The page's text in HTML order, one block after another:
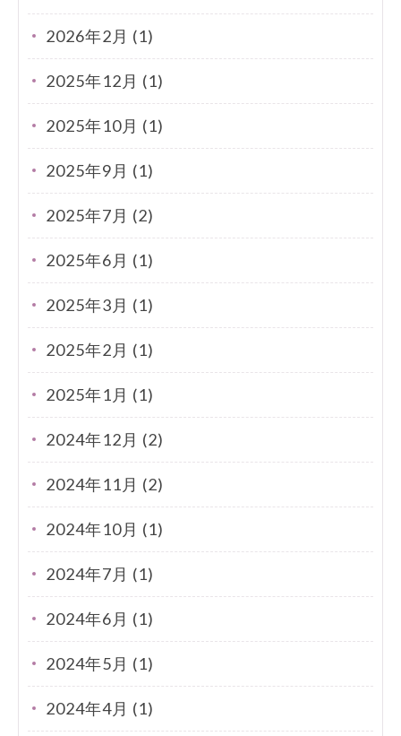
2026年2月 (1)
2025年12月 (1)
2025年10月 (1)
2025年9月 (1)
2025年7月 (2)
2025年6月 (1)
2025年3月 (1)
2025年2月 (1)
2025年1月 (1)
2024年12月 (2)
2024年11月 (2)
2024年10月 (1)
2024年7月 (1)
2024年6月 (1)
2024年5月 (1)
2024年4月 (1)